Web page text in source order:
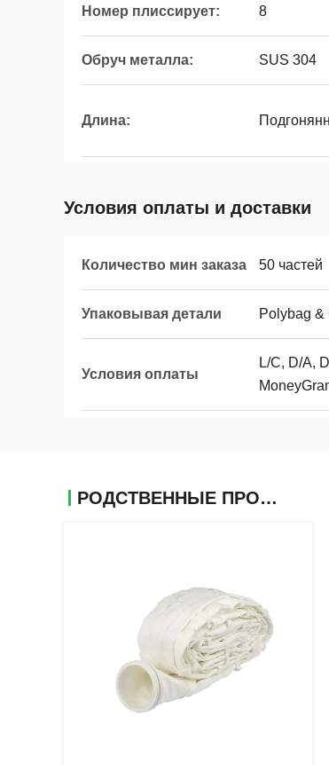
Номер плиссирует: 8
Обруч металла: SUS 304
Длина:
Условия оплаты и доставки
Количество мин заказа 50 частей
Упаковывая детали Polybag &
Условия оплаты
L/C, D/A,
РОДСТВЕННЫЕ ПРОДУКТЫ